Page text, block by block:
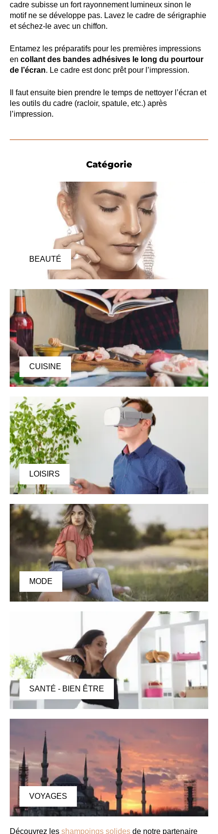
cadre subisse un fort rayonnement lumineux sinon le
motif ne se développe pas. Lavez le cadre de sérigraphie
et séchez-le avec un chiffon.
Entamez les préparatifs pour les premières impressions
en collant des bandes adhésives le long du pourtour
de l’écran. Le cadre est donc prêt pour l’impression.
Il faut ensuite bien prendre le temps de nettoyer l’écran et
les outils du cadre (racloir, spatule, etc.) après
l’impression.
Catégorie
BEAUTÉ
CUISINE
LOISIRS
MODE
SANTÉ - BIEN ÊTRE
VOYAGES
Découvrez les shampoings solides de notre partenaire